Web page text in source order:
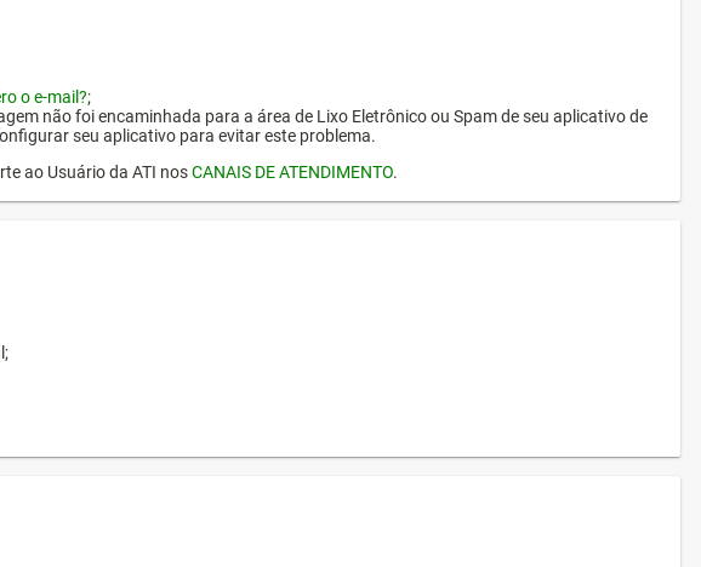
o e-mail?;
não foi encaminhada para a área de Lixo Eletrônico ou Spam de seu aplicativo de
seu aplicativo para evitar este problema.
ao Usuário da ATI nosCANAIS DE ATENDIMENTO.